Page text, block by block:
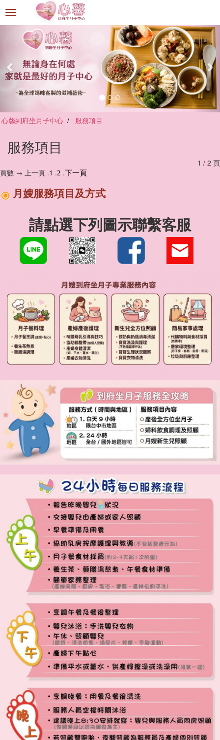
選
單
心馨到府坐月子中心 服務項目
服務項目
1 / 2 頁
頁數 → 上一頁 .1 .2 .下一頁
月嫂服務項目及方式
請點選下列圖示聯繫客服